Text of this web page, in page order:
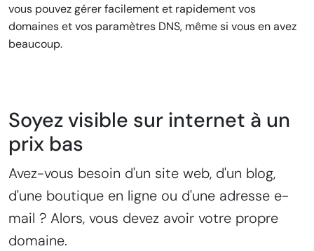
vous pouvez gérer facilement et rapidement vos
domaines et vos paramètres DNS, même si vous en avez
beaucoup.
Soyez visible sur internet à un
prix bas
Avez-vous besoin d'un site web, d'un blog,
d'une boutique en ligne ou d'une adresse e-
mail ? Alors, vous devez avoir votre propre
domaine.